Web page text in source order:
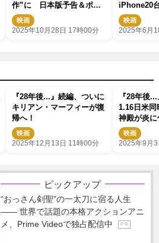
作”に 日本版予告＆ポス
ター＆場面写真解禁
映画
2025年10月28日 17時00分
iPhone20
キング写真
映画
2025年6月
『28年後...』続編、ついに
キリアン・マーフィーが復
帰へ！
映画
2025年12月13日 11時00分
『28年後
1.16日米
神殿が炎
ポスター解
映画
2025年9月
ピックアップ
“おっさん剣聖”の一太刀に宿る人生
―― 世界で話題の本格アクションアニ
メ、Prime Videoで独占配信中
P R